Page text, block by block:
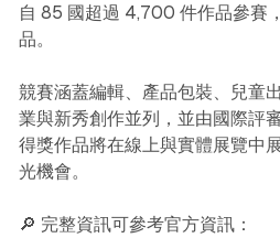
自 85 國超過 4,700 件作品參賽
品。
競賽涵蓋編輯、產品包裝、兒童
業與新秀創作並列，並由國際評
得獎作品將在線上與實體展覽中
光機會。
🔎 完整資訊可參考官方資訊：